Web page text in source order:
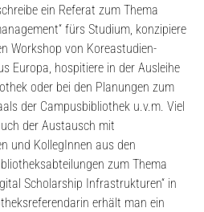
ein Referat zum Thema
fürs Studium, konzipiere
Workshop von Koreastudien-
Europa, hospitiere in der Ausleihe
oder bei den Planungen zum
der Campusbibliothek u.v.m. Viel
der Austausch mit
und KollegInnen aus den
zum Thema
Scholarship Infrastrukturen“ in
erhält man ein